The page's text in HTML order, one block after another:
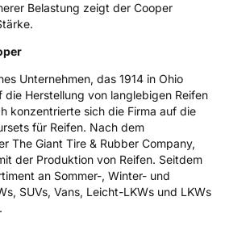
/ Alpine-Symbol Nein
Belastung zeigt der Cooper
Unternehmen, das 1914 in Ohio
Herstellung von langlebigen Reifen
konzentrierte sich die Firma auf die
für Reifen. Nach dem
The Giant Tire & Rubber Company,
der Produktion von Reifen. Seitdem
an Sommer-, Winter- und
SUVs, Vans, Leicht-LKWs und LKWs